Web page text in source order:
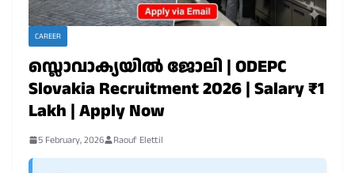
CAREER
സ്ലൊവാക്യയിൽ ജോലി | ODEPC
Slovakia Recruitment 2026 | Salary ₹1
Lakh | Apply Now
5 February, 2026 Raouf Elettil